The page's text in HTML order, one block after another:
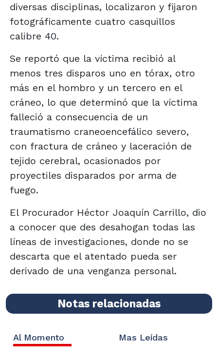
diversas disciplinas, localizaron y fijaron
fotográficamente cuatro casquillos
calibre 40.
Se reportó que la víctima recibió al
menos tres disparos uno en tórax, otro
más en el hombro y un tercero en el
cráneo, lo que determinó que la víctima
falleció a consecuencia de un
traumatismo craneoencefálico severo,
con fractura de cráneo y laceración de
tejido cerebral, ocasionados por
proyectiles disparados por arma de
fuego.
El Procurador Héctor Joaquín Carrillo, dio
a conocer que des desahogan todas las
líneas de investigaciones, donde no se
descarta que el atentado pueda ser
derivado de una venganza personal.
Notas relacionadas
Al Momento Mas Leídas